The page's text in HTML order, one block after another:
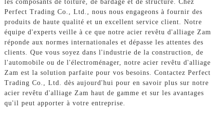
les composants de toiture, de bardage et de structure. Chez
Perfect Trading Co., Ltd., nous nous engageons à fournir des
produits de haute qualité et un excellent service client. Notre
équipe d'experts veille à ce que notre acier revêtu d'alliage Zam
réponde aux normes internationales et dépasse les attentes des
clients. Que vous soyez dans l'industrie de la construction, de
l'automobile ou de l'électroménager, notre acier revêtu d'alliage
Zam est la solution parfaite pour vos besoins. Contactez Perfect
Trading Co., Ltd. dès aujourd'hui pour en savoir plus sur notre
acier revêtu d'alliage Zam haut de gamme et sur les avantages
qu'il peut apporter à votre entreprise.